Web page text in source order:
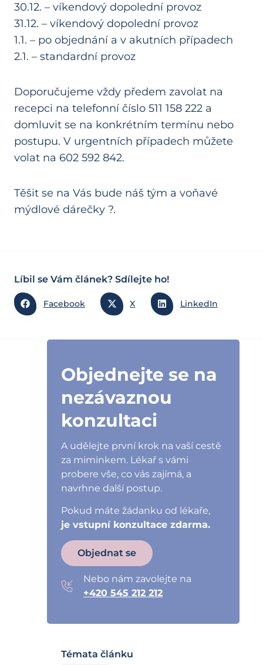
30.12. – víkendový dopolední provoz
31.12. – víkendový dopolední provoz
1.1. – po objednání a v akutních případech
2.1. – standardní provoz
Doporučujeme vždy předem zavolat na
recepci na telefonní číslo 511 158 222 a
domluvit se na konkrétním termínu nebo
postupu. V urgentních případech můžete
volat na 602 592 842.
Těšit se na Vás bude náš tým a voňavé
mýdlové dárečky ?.
Líbil se Vám článek? Sdílejte ho!
Facebook X LinkedIn
Objednejte se na
nezávaznou
konzultaci
A udělejte první krok na vaší cestě
za miminkem. Lékař s vámi
probere vše, co vás zajímá, a
navrhne další postup.
Pokud máte žádanku od lékaře,
je vstupní konzultace zdarma.
Objednat se
Nebo nám zavolejte na
+420 545 212 212
Témata článku